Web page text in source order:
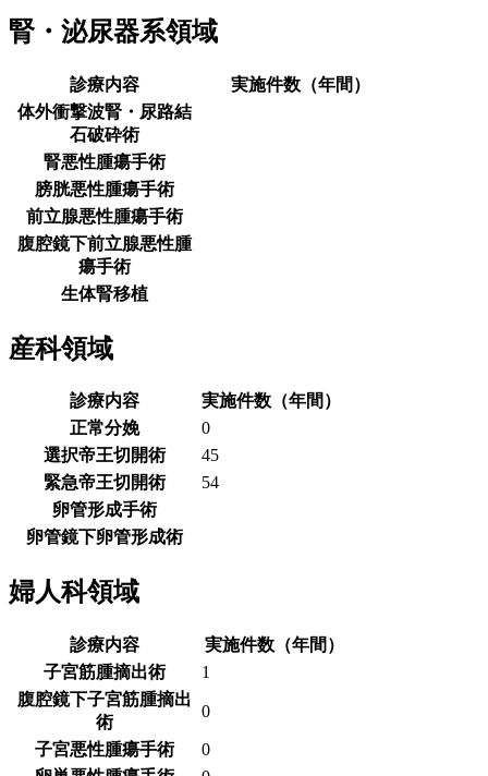
腎・泌尿器系領域
診療内容
実施件数（年間）
体外衝撃波腎・尿路結
石破砕術
腎悪性腫瘍手術
膀胱悪性腫瘍手術
前立腺悪性腫瘍手術
腹腔鏡下前立腺悪性腫
瘍手術
生体腎移植
産科領域
診療内容
実施件数（年間）
正常分娩
0
選択帝王切開術
45
緊急帝王切開術
54
卵管形成手術
卵管鏡下卵管形成術
婦人科領域
診療内容
実施件数（年間）
子宮筋腫摘出術
1
腹腔鏡下子宮筋腫摘出
術
0
子宮悪性腫瘍手術
0